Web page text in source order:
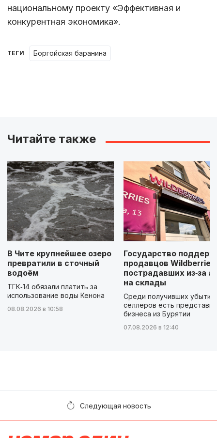
национальному проекту «Эффективная и
конкурентная экономика».
ТЕГИ боргойская баранина
Читайте также
В Чите крупнейшее озеро
превратили в сточный
водоём
ТГК‑14 обязали платить за
использование воды Кенона
08.08.2026 в 10:58
Государство
продавцов Wildberries,
пострадавших из‑за
на склады
Среди получивших убытки
селлеров есть
бизнеса из Бурятии
07.08.2026 в 12:40
Следующая новость